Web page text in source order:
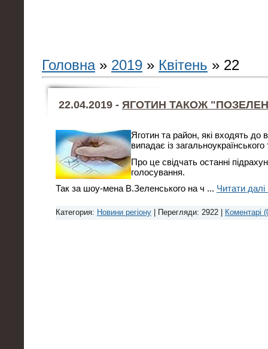
Головна» 2019 » Квітень » 22
22.04.2019 - ЯГОТИН ТАКОЖ
Яготин та район, які входять до
випадає із загальноукраїнського
Про це свідчать останні
голосування.
Так за шоу-мена В.Зеленського на ч ... Читати далі
Категория: Новини регіону | Перегляди: 2922 | Коментарі